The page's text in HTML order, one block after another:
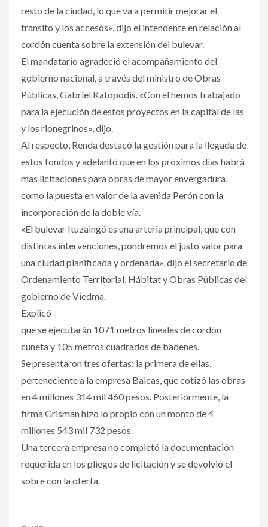
resto de la ciudad, lo que va a permitir mejorar el
tránsito y los accesos», dijo el intendente en relación al
cordón cuenta sobre la extensión del bulevar.
El mandatario agradeció el acompañamiento del
gobierno nacional, a través del ministro de Obras
Públicas, Gabriel Katopodis. «Con él hemos trabajado
para la ejecución de estos proyectos en la capital de las
y los rionegrinos», dijo.
Al respecto, Renda destacó la gestión para la llegada de
estos fondos y adelantó que en los próximos días habrá
mas licitaciones para obras de mayor envergadura,
como la puesta en valor de la avenida Perón con la
incorporación de la doble vía.
«El bulevar Ituzaingó es una arteria principal, que con
distintas intervenciones, pondremos el justo valor para
una ciudad planificada y ordenada», dijo el secretario de
Ordenamiento Territorial, Hábitat y Obras Públicas del
gobierno de Viedma.
Explicó
que se ejecutarán 1071 metros lineales de cordón
cuneta y 105 metros cuadrados de badenes.
Se presentaron tres ofertas: la primera de ellas,
perteneciente a la empresa Balcas, que cotizó las obras
en 4 millones 314 mil 460 pesos. Posteriormente, la
firma Grisman hizo lo propio con un monto de 4
millones 543 mil 732 pesos.
Una tercera empresa no completó la documentación
requerida en los pliegos de licitación y se devolvió el
sobre con la oferta.